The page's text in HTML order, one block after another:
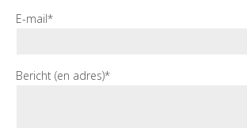
E-mail*
Bericht (en adres)*